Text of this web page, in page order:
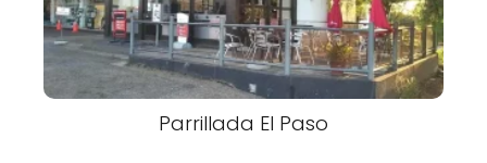
Parrillada El Paso